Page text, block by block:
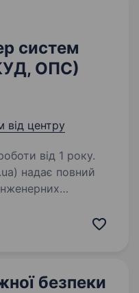
систем
ОПС)
від центру
від 1 року.
надає повний
безпеки